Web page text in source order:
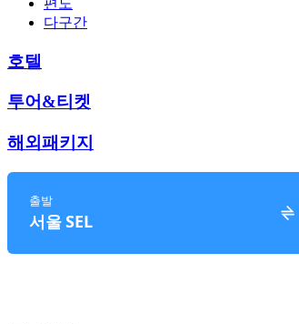
편도
다구간
호텔
투어&티켓
해외패키지